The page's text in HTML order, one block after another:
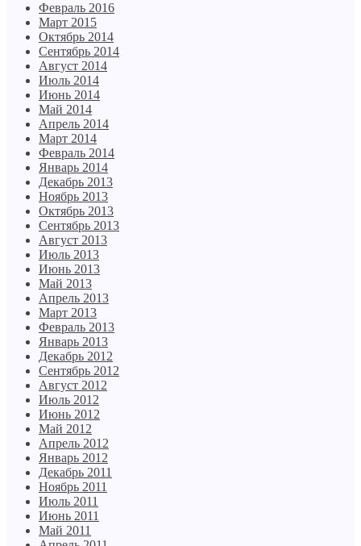
Февраль 2016
Март 2015
Октябрь 2014
Сентябрь 2014
Август 2014
Июль 2014
Июнь 2014
Май 2014
Апрель 2014
Март 2014
Февраль 2014
Январь 2014
Декабрь 2013
Ноябрь 2013
Октябрь 2013
Сентябрь 2013
Август 2013
Июль 2013
Июнь 2013
Май 2013
Апрель 2013
Март 2013
Февраль 2013
Январь 2013
Декабрь 2012
Сентябрь 2012
Август 2012
Июль 2012
Июнь 2012
Май 2012
Апрель 2012
Январь 2012
Декабрь 2011
Ноябрь 2011
Июль 2011
Июнь 2011
Май 2011